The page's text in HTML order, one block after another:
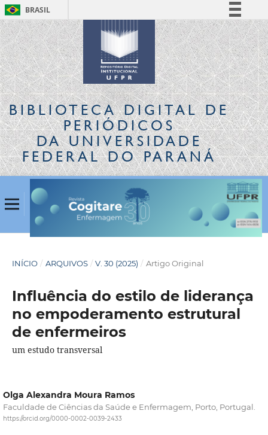
BRASIL
Simplifique!
Comunica BR
Participe
Acesso à informação
Legislação
Canais
BIBLIOTECA DIGITALDE
PERIÓDICOS
DA UNIVERSIDADE
FEDERAL DO PARANÁ
INÍCIO / ARQUIVOS / V. 30 (2025) / Artigo Original
Influência do estilo de liderança
no empoderamento estrutural
de enfermeiros
um estudo transversal
Olga Alexandra Moura Ramos
Faculdade de Ciências da Saúde e Enfermagem, Porto, Portugal.
https://orcid.org/0000-0002-0039-2433